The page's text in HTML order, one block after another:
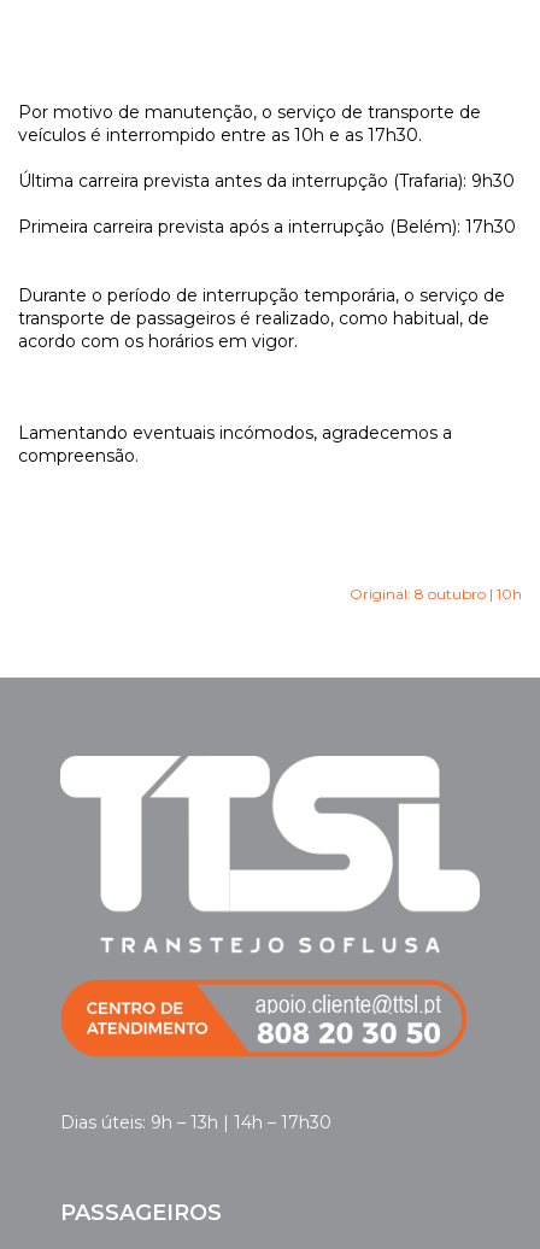
Por motivo de manutenção, o serviço de transporte de
veículos é interrompido entre as 10h e as 17h30.
Última carreira prevista antes da interrupção (Trafaria): 9h30
Primeira carreira prevista após a interrupção (Belém): 17h30
Durante o período de interrupção temporária, o serviço de
transporte de passageiros é realizado, como habitual, de
acordo com os horários em vigor.
Lamentando eventuais incómodos, agradecemos a
compreensão.
Original: 8 outubro | 10h
Dias úteis: 9h – 13h | 14h – 17h30
PASSAGEIROS